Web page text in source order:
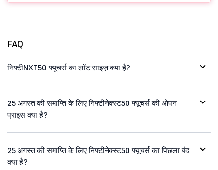
FAQ
निफ्टीNXT50 फ्यूचर्स का लॉट साइज़ क्या है?
25 अगस्त की समाप्ति के लिए निफ्टीनेक्स्ट50 फ्यूचर्स की ओपन
प्राइस क्या है?
25 अगस्त की समाप्ति के लिए निफ्टीनेक्स्ट50 फ्यूचर्स का पिछला बंद
क्या है?